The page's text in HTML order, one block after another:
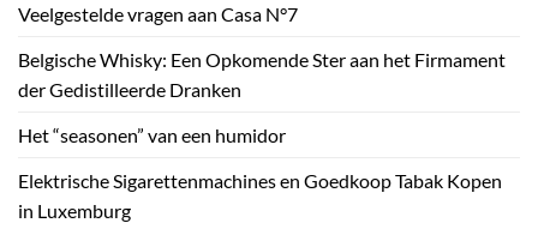
Veelgestelde vragen aan Casa N°7
Belgische Whisky: Een Opkomende Ster aan het Firmament
der Gedistilleerde Dranken
Het “seasonen” van een humidor
Elektrische Sigarettenmachines en Goedkoop Tabak Kopen
in Luxemburg